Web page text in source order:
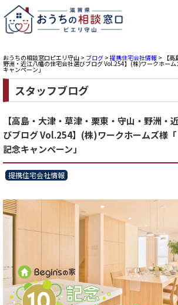
おうちの相談窓口ピエリ守山 > ブログ > 提携住宅会社情報 > 【
野洲・近江八幡の住宅会社選びブログ Vol.254】(株)ワークホー
キャンペーン」
スタッフブログ
【高島・大津・草津・栗東・守山・野洲・
びブログ Vol.254】(株)ワークホームズ様
記念キャンペーン」
提携住宅会社情報